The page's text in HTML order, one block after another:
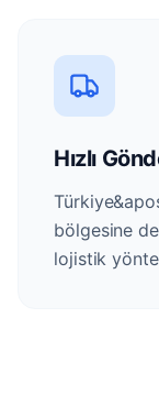
Hızlı
bölgesine
lojistik